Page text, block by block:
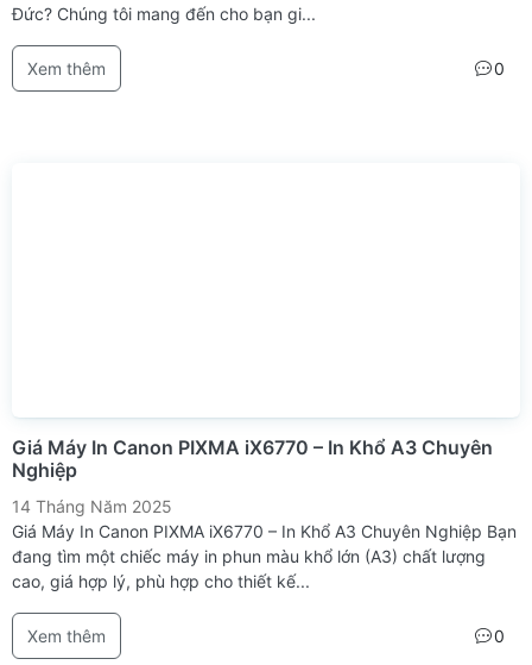
Đức? Chúng tôi mang đến cho bạn gi...
Xem thêm 0
Giá Máy In Canon PIXMA iX6770 – In Khổ A3 Chuyên
Nghiệp
14 Tháng Năm 2025
Giá Máy In Canon PIXMA iX6770 – In Khổ A3 Chuyên Nghiệp Bạn
đang tìm một chiếc máy in phun màu khổ lớn (A3) chất lượng
cao, giá hợp lý, phù hợp cho thiết kế...
Xem thêm 0